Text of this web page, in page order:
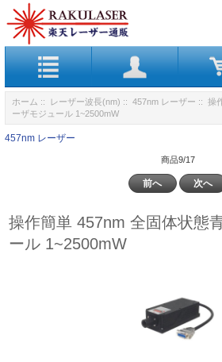
ホーム :: レーザー波長(nm) :: 457nm レーザー :: 操
ーザモジュール 1~2500mW
457nm レーザー
商品9/17
前へ 次へ
操作簡単 457nm 全固体状態
ール 1~2500mW